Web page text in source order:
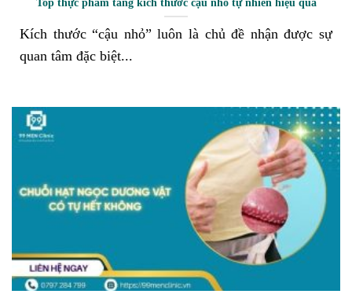
Top thực phẩm tăng kích thước cậu nhỏ tự nhiên hiệu quả
Kích thước “cậu nhỏ” luôn là chủ đề nhận được sự
quan tâm đặc biệt...